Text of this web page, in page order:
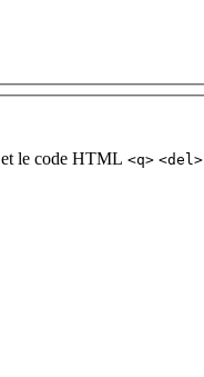
et le code HTML <q> <del>